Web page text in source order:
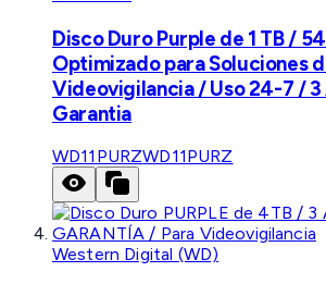
Disco Duro Purple de 1 TB /
Optimizado para Soluciones
Videovigilancia / Uso 24-7 / 3
Garantia
WD11PURZWD11PURZ
Western Digital (WD)